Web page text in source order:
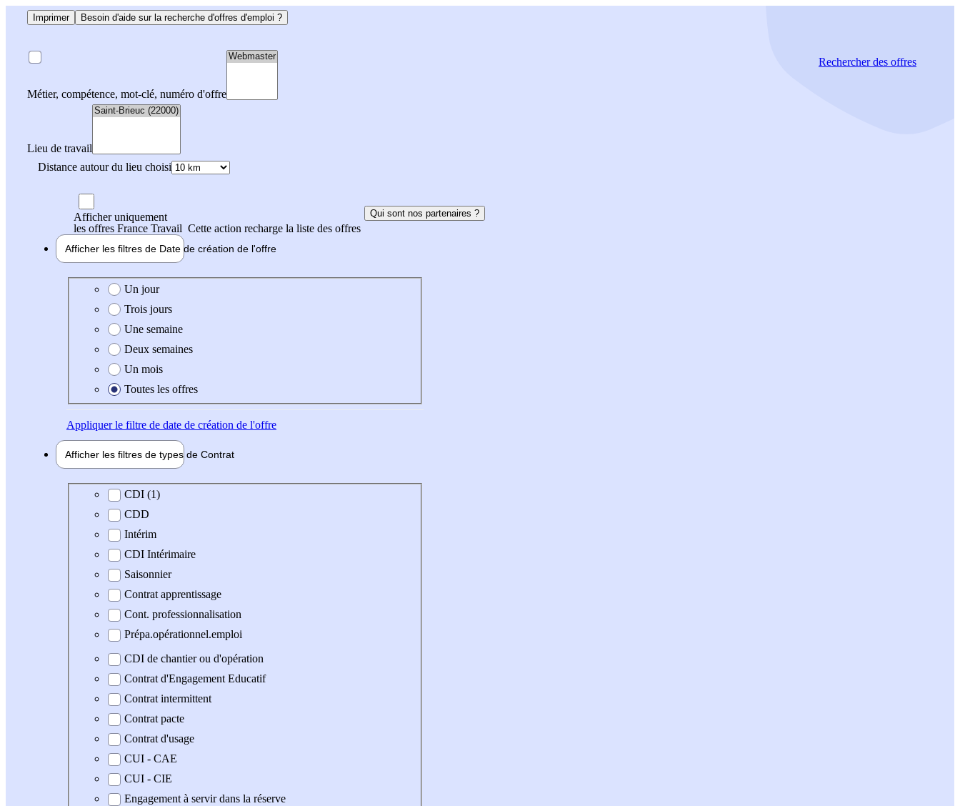
Imprimer Besoin d'aide sur la recherche d'offres d'emploi ?
Métier, compétence, mot-clé, numéro d'offre
Lieu de travail
Distance autour du lieu choisi
Rechercherdes offres
Afficher uniquement
les offres France Travail Cette action recharge la liste des offres
Qui sont nos partenaires ?
Afficher les filtres de Date de création de l'offre
Date de création de l'offre
Un jour
Trois jours
Une semaine
Deux semaines
Un mois
Toutes les offres
Appliquerle filtre de date de création de l'offre
Afficher les filtres de types de Contrat
Type de contrat
CDI (1)
CDD
Intérim
CDI Intérimaire
Saisonnier
Contrat apprentissage
Cont. professionnalisation
Prépa.opérationnel.emploi
CDI de chantier ou d'opération
Contrat d'Engagement Educatif
Contrat intermittent
Contrat pacte
Contrat d'usage
CUI - CAE
CUI - CIE
Engagement à servir dans la réserve